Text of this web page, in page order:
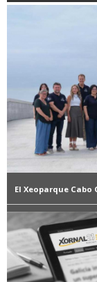
El Xeoparque Cabo